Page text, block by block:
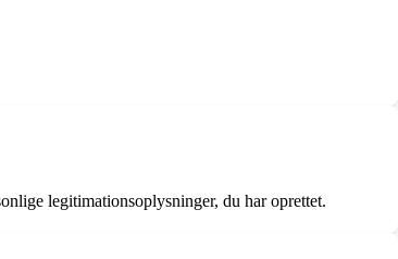
legitimationsoplysninger, du har oprettet.